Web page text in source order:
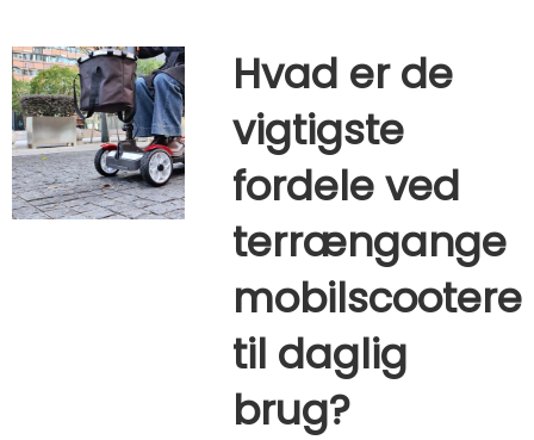
Hvad er de
vigtigste
fordele ved
terrængange
mobilscootere
til daglig
brug?